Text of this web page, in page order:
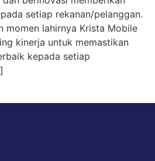
setiap rekanan/pelanggan.
momen lahirnya Krista Mobile
kinerja untuk memastikan
kepada setiap